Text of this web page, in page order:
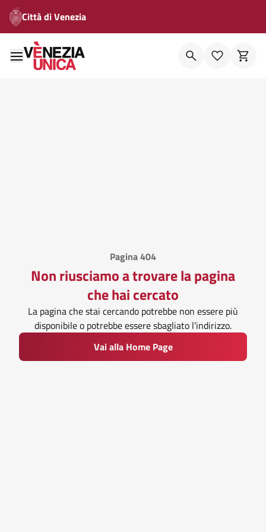
Città di Venezia
Pagina 404
Non riusciamo a trovare la pagina
che hai cercato
La pagina che stai cercando potrebbe non essere più
disponibile o potrebbe essere sbagliato l’indirizzo.
Vai alla Home Page